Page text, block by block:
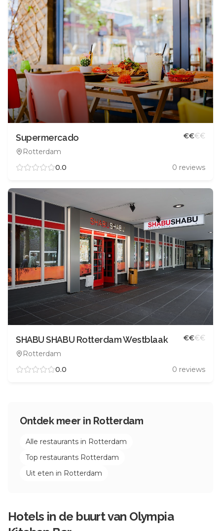
Supermercado
Rotterdam
€€€€
0.0 0 reviews
SHABU SHABU Rotterdam Westblaak
Rotterdam
€€€€
0.0 0 reviews
Ontdek meer in Rotterdam
Alle restaurants in Rotterdam
Top restaurants Rotterdam
Uit eten in Rotterdam
Hotels in de buurt van Olympia